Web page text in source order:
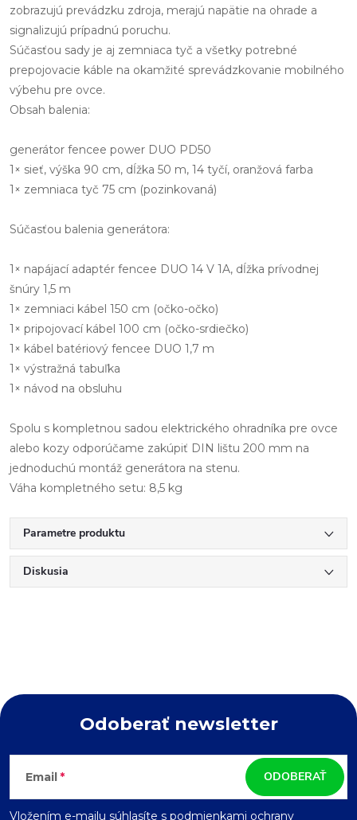
zobrazujú prevádzku zdroja, merajú napätie na ohrade a
signalizujú prípadnú poruchu.
Súčasťou sady je aj zemniaca tyč a všetky potrebné
prepojovacie káble na okamžité sprevádzkovanie mobilného
výbehu pre ovce.
Obsah balenia:
generátor fencee power DUO PD50
1× sieť, výška 90 cm, dĺžka 50 m, 14 tyčí, oranžová farba
1× zemniaca tyč 75 cm (pozinkovaná)
Súčasťou balenia generátora:
1× napájací adaptér fencee DUO 14 V 1A, dĺžka prívodnej
šnúry 1,5 m
1× zemniaci kábel 150 cm (očko-očko)
1× pripojovací kábel 100 cm (očko-srdiečko)
1× kábel batériový fencee DUO 1,7 m
1× výstražná tabuľka
1× návod na obsluhu
Spolu s kompletnou sadou elektrického ohradníka pre ovce
alebo kozy odporúčame zakúpiť DIN lištu 200 mm na
jednoduchú montáž generátora na stenu.
Váha kompletného setu: 8,5 kg
Parametre produktu
Diskusia
Z
á
Odoberať newsletter
Email
Vložením e-mailu súhlasíte s podmienkami ochrany
ODOBERAŤ